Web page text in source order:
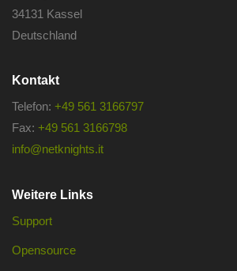
34131 Kassel
Deutschland
Kontakt
Telefon: +49 561 3166797
Fax: +49 561 3166798
info@netknights.it
Weitere Links
Support
Opensource